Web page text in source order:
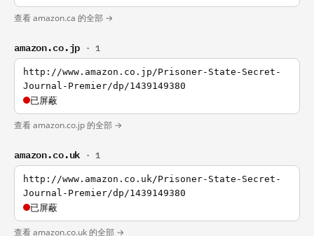
查看 amazon.ca 的全部 →
amazon.co.jp · 1
http://www.amazon.co.jp/Prisoner-State-Secret-
Journal-Premier/dp/1439149380
已屏蔽
查看 amazon.co.jp 的全部 →
amazon.co.uk · 1
http://www.amazon.co.uk/Prisoner-State-Secret-
Journal-Premier/dp/1439149380
已屏蔽
查看 amazon.co.uk 的全部 →